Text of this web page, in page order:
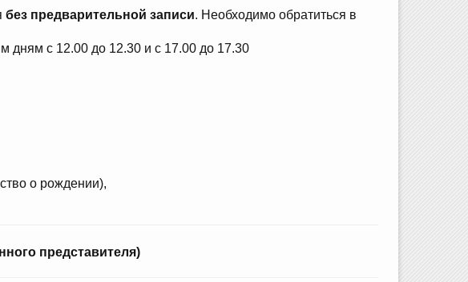
без предварительной записи. Необходимо обратиться в
дням с 12.00 до 12.30 и с 17.00 до 17.30
о рождении),
представителя)